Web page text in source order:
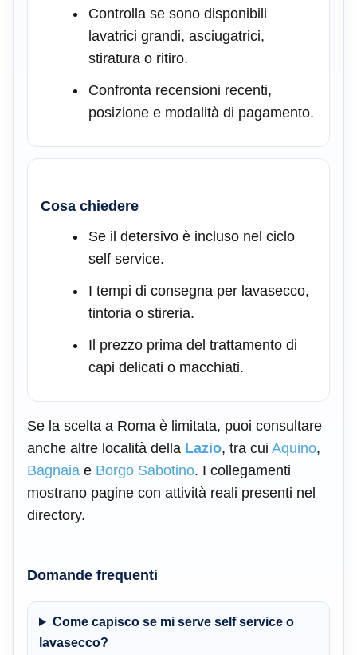
Controlla se sono disponibili
lavatrici grandi, asciugatrici,
stiratura o ritiro.
Confronta recensioni recenti,
posizione e modalità di pagamento.
Cosa chiedere
Se il detersivo è incluso nel ciclo
self service.
I tempi di consegna per lavasecco,
tintoria o stireria.
Il prezzo prima del trattamento di
capi delicati o macchiati.
Se la scelta a Roma è limitata, puoi consultare
anche altre località della Lazio, tra cui Aquino,
Bagnaia e Borgo Sabotino. I collegamenti
mostrano pagine con attività reali presenti nel
directory.
Domande frequenti
Come capisco se mi serve self service o
lavasecco?